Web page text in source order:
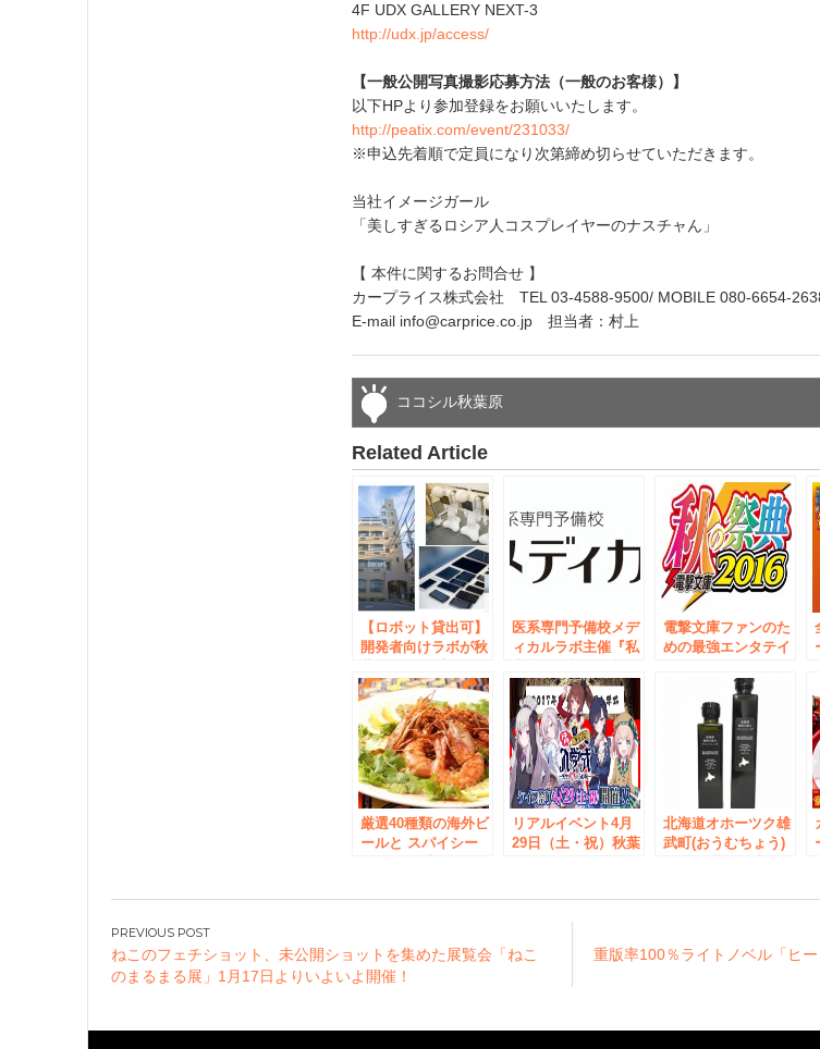
4F UDX GALLERY NEXT-3
http://udx.jp/access/
【一般公開写真撮影応募方法（一般のお客様）】
以下HPより参加登録をお願いいたします。
http://peatix.com/event/231033/
※申込先着順で定員になり次第締め切らせていただきます。
当社イメージガール
「美しすぎるロシア人コスプレイヤーのナスチャん」
【 本件に関するお問合せ 】
カープライス株式会社 TEL 03-4588-9500/ MOBILE 080-6654-
E-mail info@carprice.co.jp 担当者：村上
ココシル秋葉原
Related Article
【ロボット貸出可】
開発者向けラボが秋
医系専門予備校メデ
ィカルラボ主催『私
会』6月18日（日）
東京・秋葉原にて開
催。
電撃文庫ファンのた
めの最強エンタテイ
１０月２日（日）秋
葉原にて開催！ステ
ージ、サイン会、グ
ッズ連動お渡し会の
参加応募受付開始！
厳選40種類の海外ビ
ールと スパイシー
フェス」第2弾
抜群！第1弾ジャマ
イカングリルチキン
リアルイベント4月
29日（土・祝）秋葉
式～先生も胸ふくら
む春！～』公式サイ
スを発表！
北海道オホーツク雄
武町(おうむちょう)
を使った “オリーブ
年2月3日(日)・秋葉
投
稿
ナ
ねこのフェチショット、未公開ショットを集めた展覧会「ねこ
のまるまる展」1月17日よりいよいよ開催！
重版率100％ライトノベル「ヒ